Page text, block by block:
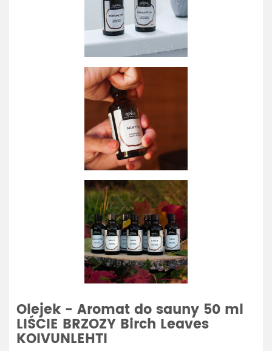
Olejek - Aromat do sauny 50 ml
LIŚCIE BRZOZY Birch Leaves
KOIVUNLEHTI